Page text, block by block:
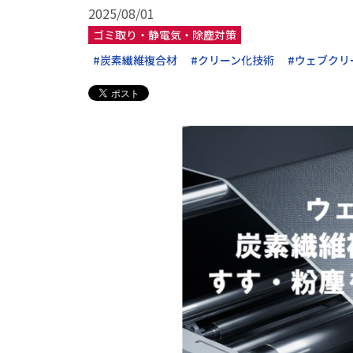
2025/08/01
ゴミ取り・静電気・除塵対策
#炭素繊維複合材
#クリーン化技術 #ウェブクリ